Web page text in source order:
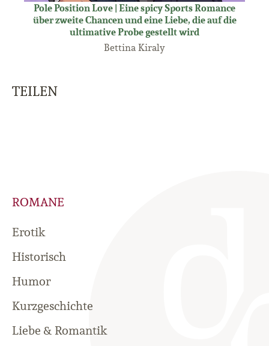
Pole Position Love | Eine spicy Sports Romance
über zweite Chancen und eine Liebe, die auf die
ultimative Probe gestellt wird
Bettina Kiraly
TEILEN
ROMANE
Erotik
Historisch
Humor
Kurzgeschichte
Liebe & Romantik